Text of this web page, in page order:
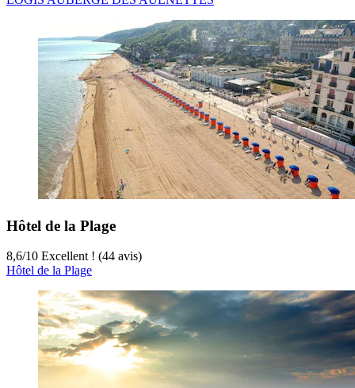
Hôtel de la Plage
8,6/10 Excellent ! (44 avis)
Hôtel de la Plage